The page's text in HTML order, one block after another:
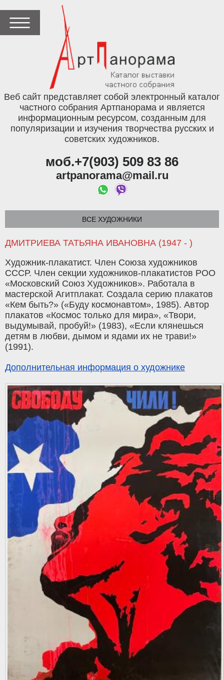
Веб сайт представляет собой электронный каталог
частного собрания Артпанорама и является
информационным ресурсом, созданным для
популяризации и изучения творчества русских и
советских художников.
моб.+7(903) 509 83 86
artpanorama@mail.ru
ВСЕ ХУДОЖНИКИ
ДМИТРИЕВА ТАТЬЯНА ИВАНОВНА (1947 - )
Художник-плакатист. Член Союза художников
СССР. Член секции художников-плакатистов РОО
«Московский Союз Художников». Работала в
мастерской Агитплакат. Создала серию плакатов
«Кем быть?» («Буду космонавтом», 1985). Автор
плакатов «Космос только для мира», «Твори,
выдумывай, пробуй!» (1983), «Если клянешься
детям в любви, дымом и ядами их не трави!»
(1991).
Дополнительная информация о художнике